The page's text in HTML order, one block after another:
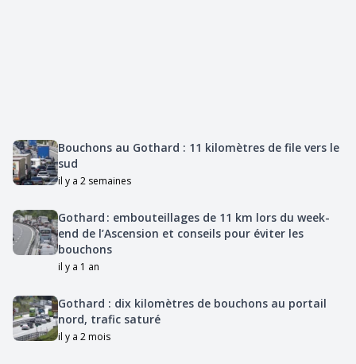
Bouchons au Gothard : 11 kilomètres de file vers le
sud
il y a 2 semaines
Gothard : embouteillages de 11 km lors du week-
end de l’Ascension et conseils pour éviter les
bouchons
il y a 1 an
Gothard : dix kilomètres de bouchons au portail
nord, trafic saturé
il y a 2 mois